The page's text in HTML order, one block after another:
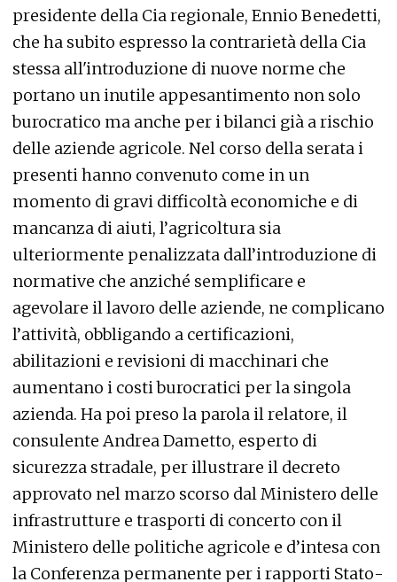
presidente della Cia regionale, Ennio Benedetti,
che ha subito espresso la contrarietà della Cia
stessa all'introduzione di nuove norme che
portano un inutile appesantimento non solo
burocratico ma anche per i bilanci già a rischio
delle aziende agricole. Nel corso della serata i
presenti hanno convenuto come in un
momento di gravi difficoltà economiche e di
mancanza di aiuti, l’agricoltura sia
ulteriormente penalizzata dall’introduzione di
normative che anziché semplificare e
agevolare il lavoro delle aziende, ne complicano
l’attività, obbligando a certificazioni,
abilitazioni e revisioni di macchinari che
aumentano i costi burocratici per la singola
azienda. Ha poi preso la parola il relatore, il
consulente Andrea Dametto, esperto di
sicurezza stradale, per illustrare il decreto
approvato nel marzo scorso dal Ministero delle
infrastrutture e trasporti di concerto con il
Ministero delle politiche agricole e d’intesa con
la Conferenza permanente per i rapporti Stato-